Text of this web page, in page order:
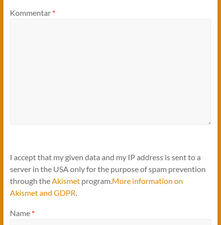
Kommentar *
I accept that my given data and my IP address is sent to a
server in the USA only for the purpose of spam prevention
through the Akismetprogram. More information on
Akismet and GDPR
Name *